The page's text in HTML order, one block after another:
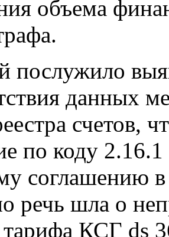
объема
послужило
данных
счетов,
по коду
соглашению
речь шла о
тарифа КСГ ds